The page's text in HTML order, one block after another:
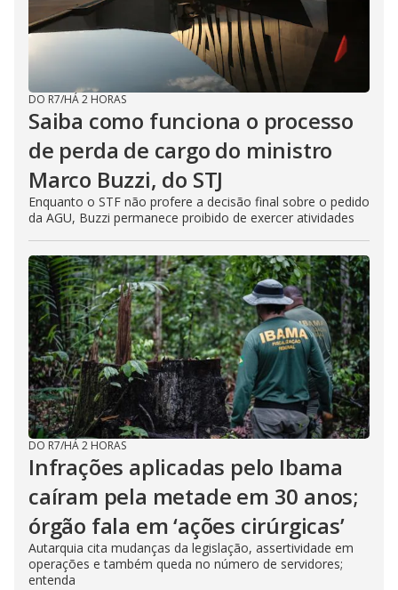
DO R7/HÁ 2 HORAS
Saiba como funciona o processo
de perda de cargo do ministro
Marco Buzzi, do STJ
Enquanto o STF não profere a decisão final sobre o pedido
da AGU, Buzzi permanece proibido de exercer atividades
DO R7/HÁ 2 HORAS
Infrações aplicadas pelo Ibama
caíram pela metade em 30 anos;
órgão fala em ‘ações cirúrgicas’
Autarquia cita mudanças da legislação, assertividade em
operações e também queda no número de servidores;
entenda